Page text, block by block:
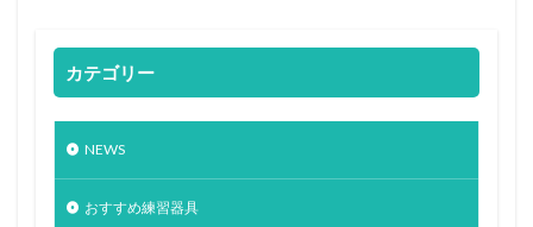
カテゴリー
NEWS
おすすめ練習器具